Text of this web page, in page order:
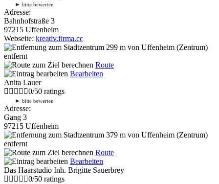
► bitte bewerten
Adresse:
Bahnhofstraße 3
97215 Uffenheim
Webseite: kreativ.firma.cc
299 m von Uffenheim (Zentrum)
entfernt
Route
Bearbeiten
Anita Lauer
0/50 ratings
► bitte bewerten
Adresse:
Gang 3
97215 Uffenheim
379 m von Uffenheim (Zentrum)
entfernt
Route
Bearbeiten
Das Haarstudio Inh. Brigitte Sauerbrey
0/50 ratings